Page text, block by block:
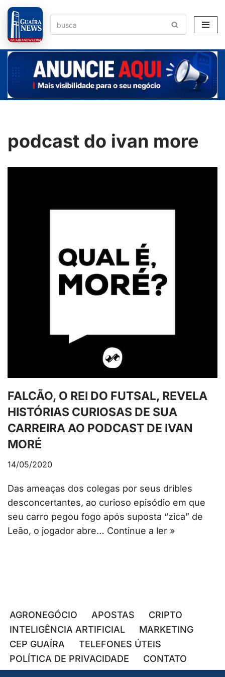
Pular
para
o
conteúdo
podcast do ivan more
FALCÃO, O REI DO FUTSAL, REVELA
HISTÓRIAS CURIOSAS DE SUA
CARREIRA AO PODCAST DE IVAN
MORÉ
14/05/2020
Das ameaças dos colegas por seus dribles
desconcertantes, ao curioso episódio em que
seu carro pegou fogo após suposta “zica” de
Leão, o jogador abre… Continue a ler »
AGRONEGÓCIO APOSTAS
CRIPTO
INTELIGÊNCIA ARTIFICIAL
MARKETING
CEP GUAÍRA
TELEFONES ÚTEIS
POLÍTICA DE PRIVACIDADE
CONTATO